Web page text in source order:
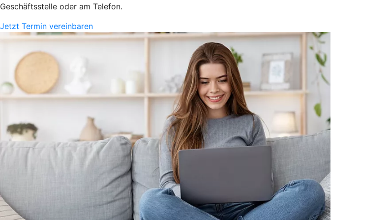
Geschäftsstelle oder am Telefon.
Jetzt Termin vereinbaren